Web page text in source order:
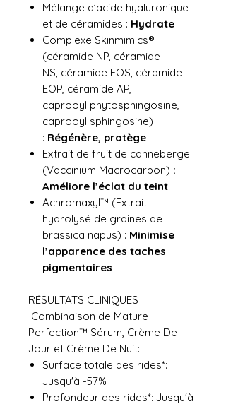
Mélange d’acide hyaluronique
et de céramides : Hydrate
Complexe Skinmimics®
(céramide NP, céramide
NS, céramide EOS, céramide
EOP, céramide AP,
caprooyl phytosphingosine,
caprooyl sphingosine)
: Régénère, protège
Extrait de fruit de canneberge
(Vaccinium Macrocarpon) :
Améliore l’éclat du teint
Achromaxyl™ (Extrait
hydrolysé de graines de
brassica napus) : Minimise
l’apparence des taches
pigmentaires
RÉSULTATS CLINIQUES
Combinaison de Mature
Perfection™ Sérum, Crème De
Jour et Crème De Nuit:
Surface totale des rides*:
Jusqu'à -57%
Profondeur des rides*: Jusqu'à